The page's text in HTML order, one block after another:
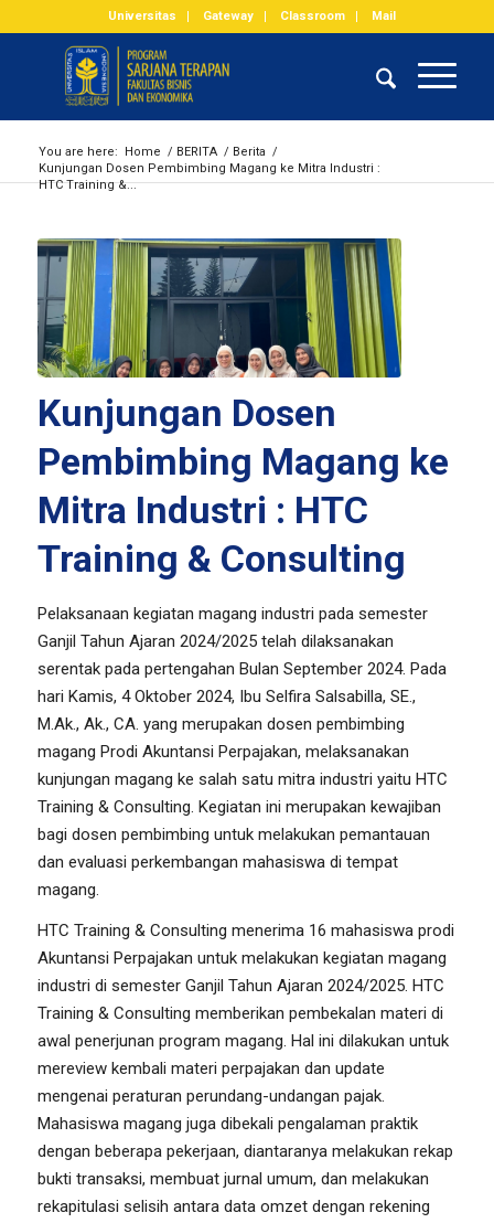
Universitas Gateway Classroom Mail
You are here: Home / BERITA / Berita /
Kunjungan Dosen Pembimbing Magang ke Mitra Industri :
HTC Training &...
Kunjungan Dosen
Pembimbing Magang ke
Mitra Industri : HTC
Training & Consulting
Pelaksanaan kegiatan magang industri pada semester
Ganjil Tahun Ajaran 2024/2025 telah dilaksanakan
serentak pada pertengahan Bulan September 2024. Pada
hari Kamis, 4 Oktober 2024, Ibu Selfira Salsabilla, SE.,
M.Ak., Ak., CA. yang merupakan dosen pembimbing
magang Prodi Akuntansi Perpajakan, melaksanakan
kunjungan magang ke salah satu mitra industri yaitu HTC
Training & Consulting. Kegiatan ini merupakan kewajiban
bagi dosen pembimbing untuk melakukan pemantauan
dan evaluasi perkembangan mahasiswa di tempat
magang.
HTC Training & Consulting menerima 16 mahasiswa prodi
Akuntansi Perpajakan untuk melakukan kegiatan magang
industri di semester Ganjil Tahun Ajaran 2024/2025. HTC
Training & Consulting memberikan pembekalan materi di
awal penerjunan program magang. Hal ini dilakukan untuk
mereview kembali materi perpajakan dan update
mengenai peraturan perundang-undangan pajak.
Mahasiswa magang juga dibekali pengalaman praktik
dengan beberapa pekerjaan, diantaranya melakukan rekap
bukti transaksi, membuat jurnal umum, dan melakukan
rekapitulasi selisih antara data omzet dengan rekening